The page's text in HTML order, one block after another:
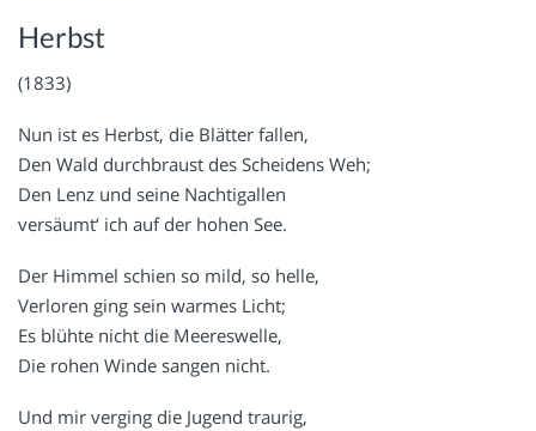
Herbst
(1833)
Nun ist es Herbst, die Blätter fallen,
Den Wald durchbraust des Scheidens Weh;
Den Lenz und seine Nachtigallen
versäumt‘ ich auf der hohen See.
Der Himmel schien so mild, so helle,
Verloren ging sein warmes Licht;
Es blühte nicht die Meereswelle,
Die rohen Winde sangen nicht.
Und mir verging die Jugend traurig,